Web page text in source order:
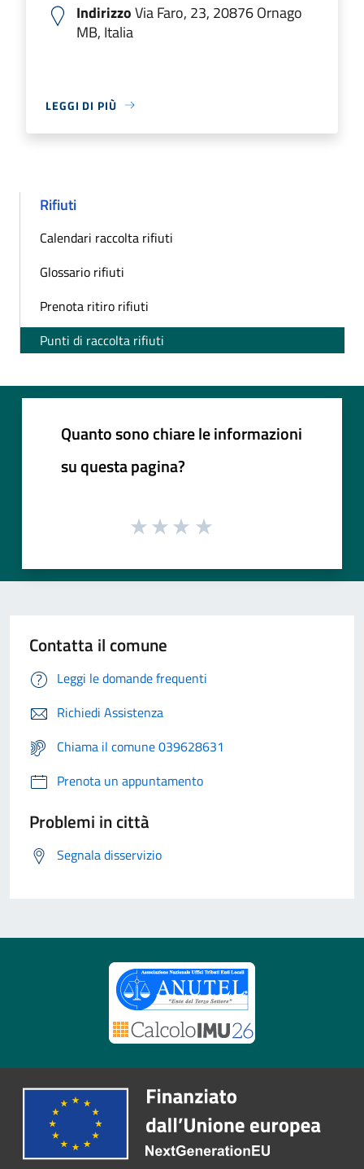
IndirizzoVia Faro, 23, 20876 Ornago
MB, Italia
LEGGI DI PIÙ
Rifiuti
Calendari raccolta rifiuti
Glossario rifiuti
Prenota ritiro rifiuti
Punti di raccolta rifiuti
Quanto sono chiare le informazioni
su questa pagina?
Contatta il comune
Leggi le domande frequenti
Richiedi Assistenza
Chiama il comune 039628631
Prenota un appuntamento
Problemi in città
Segnala disservizio